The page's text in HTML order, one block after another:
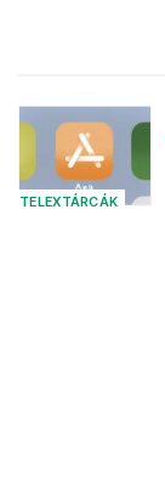
TELEXTÁRCÁK